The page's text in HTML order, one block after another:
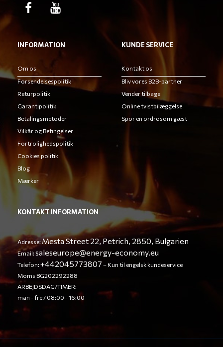
INFORMATION
Om os
Forsendelsespolitik
Returpolitik
Garantipolitik
Betalingsmetoder
Vilkår og Betingelser
Fortrolighedspolitik
Cookies politik
Blog
Mærker
KUNDE SERVICE
Kontakt os
Bliv vores B2B-partner
Vender tilbage
Online tvistbilæggelse
Spor en ordre som gæst
KONTAKT INFORMATION
Adresse:Mesta Street 22, Petrich, 2850, Bulgarien
Email:saleseurope@energy-economy.eu
Telefon:+442045773807 – Kun til engelsk kundeservice
Moms BG202292288
ARBEJDSDAG/TIMER:
man - fre / 08:00 - 16:00